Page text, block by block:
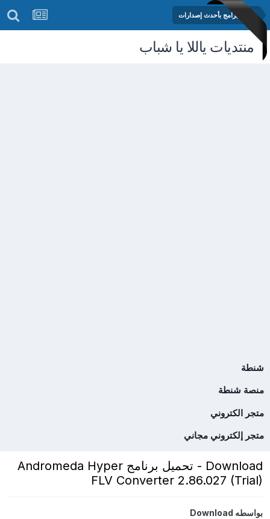
مكتبة البرامج بأحدث إصدارات
منتديات ياللا يا شباب
شنطة
منصة شنطة
متجر الكتروني
متجر إلكتروني مجاني
Download - تحميل برنامج Andromeda Hyper
FLV Converter 2.86.027 (Trial)
بواسطهDownload